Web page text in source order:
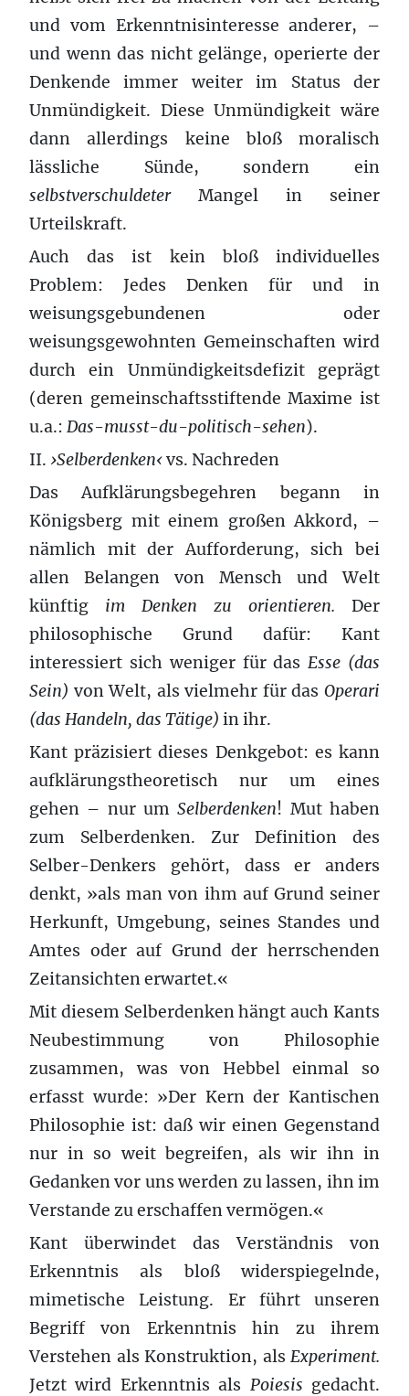
und vom Erkenntnisinteresse anderer, –
und wenn das nicht gelänge, operierte der
Denkende immer weiter im Status der
Unmündigkeit. Diese Unmündigkeit wäre
dann allerdings keine bloß moralisch
lässliche Sünde, sondern ein
selbstverschuldeterMangel in seiner
Urteilskraft.
Auch das ist kein bloß individuelles
Problem: Jedes Denken für und in
weisungsgebundenen oder
weisungsgewohnten Gemeinschaften wird
durch ein Unmündigkeitsdefizit geprägt
(deren gemeinschaftsstiftende Maxime ist
u.a.: Das-musst-du-politisch-sehen).
II. ›Selberdenken‹vs. Nachreden
Das Aufklärungsbegehren begann in
Königsberg mit einem großen Akkord, –
nämlich mit der Aufforderung, sich bei
allen Belangen von Mensch und Welt
künftig im Denken zu orientieren. Der
philosophische Grund dafür: Kant
interessiert sich weniger für dasEsse (das
Sein) von Welt, als vielmehr für das Operari
(das Handeln, das Tätige) in ihr.
Kant präzisiert dieses Denkgebot: es kann
aufklärungstheoretisch nur um eines
gehen – nur umSelberdenken! Mut haben
zum Selberdenken. Zur Definition des
Selber-Denkers gehört, dass er anders
denkt, »als man von ihm auf Grund seiner
Herkunft, Umgebung, seines Standes und
Amtes oder auf Grund der herrschenden
Zeitansichten erwartet.«
Mit diesem Selberdenken hängt auch Kants
Neubestimmung von Philosophie
zusammen, was von Hebbel einmal so
erfasst wurde: »Der Kern der Kantischen
Philosophie ist: daß wir einen Gegenstand
nur in so weit begreifen, als wir ihn in
Gedanken vor uns werden zu lassen, ihn im
Verstande zu erschaffen vermögen.«
Kant überwindet das Verständnis von
Erkenntnis als bloß widerspiegelnde,
mimetische Leistung. Er führt unseren
Begriff von Erkenntnis hin zu ihrem
Verstehen als Konstruktion, als Experiment.
Jetzt wird Erkenntnis als Poiesis gedacht.